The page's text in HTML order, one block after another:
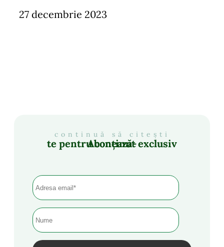
27 decembrie 2023
continuă să citești
Abonează-te pentru conținut exclusiv